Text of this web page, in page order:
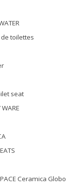
de toilettes
seat
WARE
Ceramica Globo